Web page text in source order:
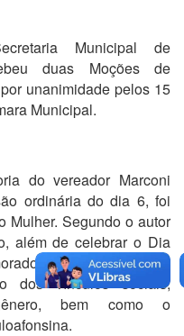
Municipal de
duas Moções de
unanimidade pelos 15
Municipal.
do vereador Marconi
ordinária do dia 6, foi
Mulher. Segundo o autor
além de celebrar o Dia
no dia 8 do referido
dos vínculos sociais,
bem como o